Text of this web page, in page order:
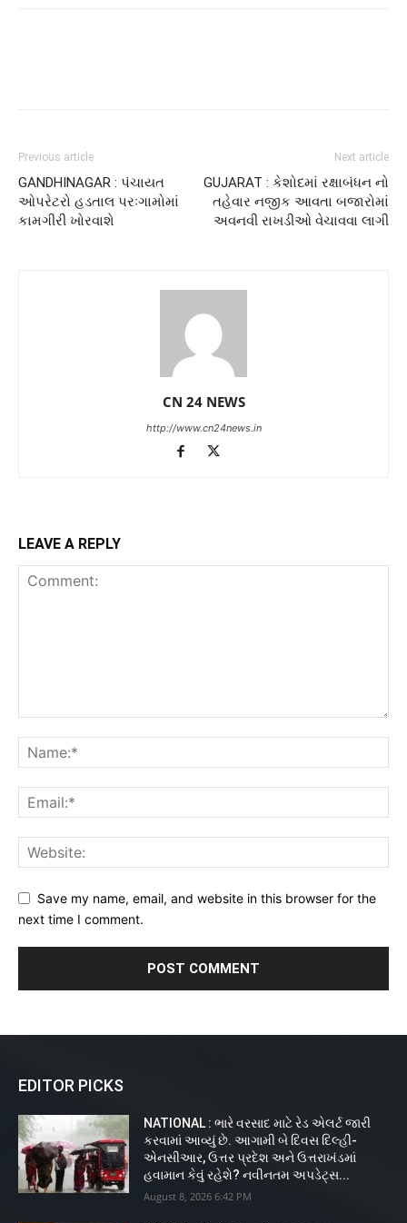
Previous article
GANDHINAGAR : પંચાયત
ઓપરેટરો હડતાલ પરઃગામોમાં
કામગીરી ખોરવાશે
Next article
GUJARAT : કેશોદમાં રક્ષાબંધન નો
તહેવાર નજીક આવતા બજારોમાં
અવનવી રાખડીઓ વેચાવવા લાગી
CN 24 NEWS
http://www.cn24news.in
LEAVE A REPLY
Save my name, email, and website in this browser for the
next time I comment.
EDITOR PICKS
NATIONAL : ભારે વરસાદ માટે રેડ એલર્ટ જારી
કરવામાં આવ્યું છે. આગામી બે દિવસ દિલ્હી-
એનસીઆર, ઉત્તર પ્રદેશ અને ઉત્તરાખંડમાં
હવામાન કેવું રહેશે? નવીનતમ અપડેટ્સ...
August 8, 2026 6:42 PM